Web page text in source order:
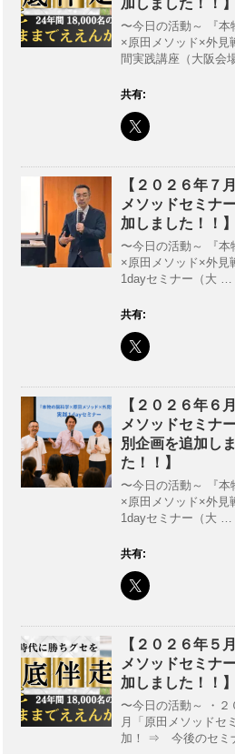
加しました！！】
〜今日の活動～ 『本
×原田メソッド×外見
間実践講座（大阪会
共有:
【２０２６年７
メソッドセミナ
加しました！！】
〜今日の活動～ 『本
×原田メソッド×外見
1dayセミナー（大 …
共有:
【２０２６年６
メソッドセミナ
別企画を追加し
た！！】
〜今日の活動～ 『本
×原田メソッド×外見
1dayセミナー（大 …
共有:
【２０２６年５
メソッドセミナ
加しました！！】
〜今日の活動～ ・２
月「原田メソッドセ
加！ ⇒ 今後のセミ